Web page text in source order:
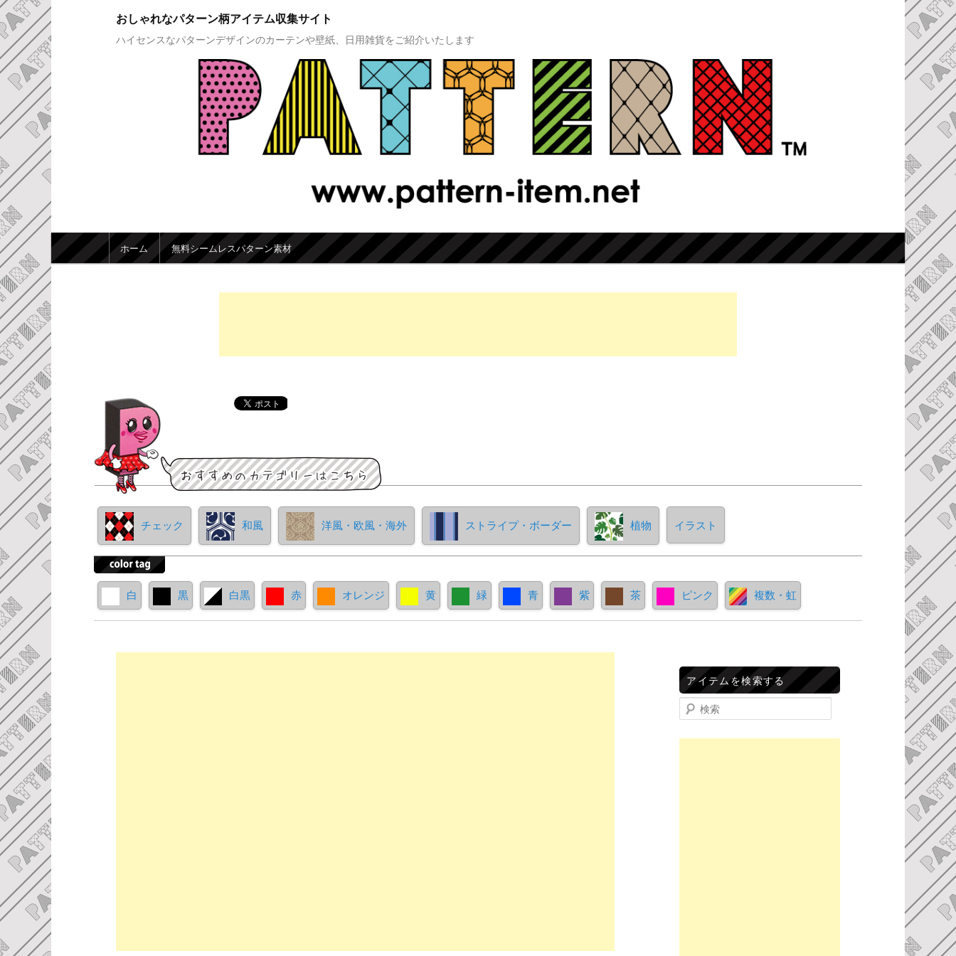
おしゃれなパターン柄アイテム収集サイト
ハイセンスなパターンデザインのカーテンや壁紙、日用雑貨をご紹介いたします
メインメニュー
メインコンテンツへ移動
サブコンテンツへ移動
ホーム 無料シームレスパターン素材
チェック 和風 洋風・欧風・海外 ストライプ・ボーダー 植物 イラスト
白 黒 白黒 赤 オレンジ 黄 緑 青 紫 茶 ピンク 複数・虹
アイテムを検索する
検索